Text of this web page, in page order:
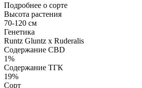
Подробнее о сорте
Высота растения
70-120 см
Генетика
Runtz Gluntz x Ruderalis
Содержание CBD
1%
Содержание ТГК
19%
Сорт